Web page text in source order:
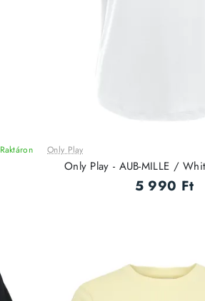
Raktáron Only Play
Only Play - AUB-MILLE /
5 990 Ft